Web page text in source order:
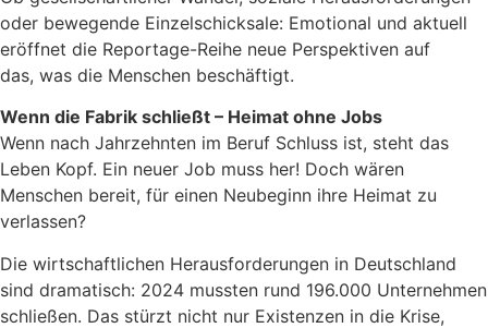
oder bewegende Einzelschicksale: Emotional und aktuell
eröffnet die Reportage-Reihe neue Perspektiven auf
das, was die Menschen beschäftigt.
Wenn die Fabrik schließt – Heimat ohne Jobs
Wenn nach Jahrzehnten im Beruf Schluss ist, steht das
Leben Kopf. Ein neuer Job muss her! Doch wären
Menschen bereit, für einen Neubeginn ihre Heimat zu
verlassen?
Die wirtschaftlichen Herausforderungen in Deutschland
sind dramatisch: 2024 mussten rund 196.000 Unternehmen
schließen. Das stürzt nicht nur Existenzen in die Krise,